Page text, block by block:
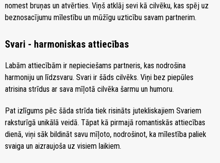
nomest bruņas un atvērties. Viņš atklāj sevi kā cilvēku, kas spēj uz
beznosacījumu mīlestību un mūžīgu uzticību savam partnerim.
Svari - harmoniskas attiecības
Labām attiecībām ir nepieciešams partneris, kas nodrošina
harmoniju un līdzsvaru. Svari ir šāds cilvēks. Viņi bez piepūles
atrisina strīdus ar sava mīļotā cilvēka šarmu un humoru.
Pat izlīgums pēc šāda strīda tiek risināts jutekliskajiem Svariem
raksturīgā unikālā veidā. Tāpat kā pirmajā romantiskās attiecības
dienā, viņi sāk bildināt savu mīļoto, nodrošinot, ka mīlestība paliek
svaiga un aizraujoša uz visiem laikiem.